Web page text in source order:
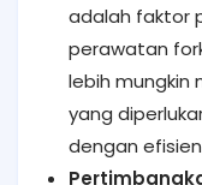
adalah faktor
perawatan
lebih mungkin
yang
dengan